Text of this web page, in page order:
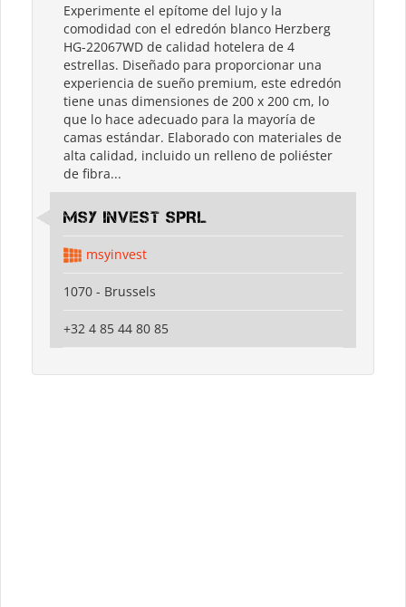
Experimente el epítome del lujo y la
comodidad con el edredón blanco Herzberg
HG-22067WD de calidad hotelera de 4
estrellas. Diseñado para proporcionar una
experiencia de sueño premium, este edredón
tiene unas dimensiones de 200 x 200 cm, lo
que lo hace adecuado para la mayoría de
camas estándar. Elaborado con materiales de
alta calidad, incluido un relleno de poliéster
de fibra...
MSY INVEST SPRL
msyinvest
1070 - Brussels
+32 4 85 44 80 85